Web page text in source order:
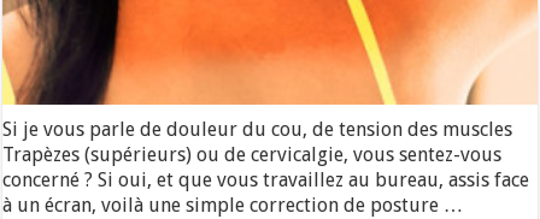
Si je vous parle de douleur du cou, de tension des muscles
Trapèzes (supérieurs) ou de cervicalgie, vous sentez-vous
concerné ? Si oui, et que vous travaillez au bureau, assis face
à un écran, voilà une simple correction de posture …